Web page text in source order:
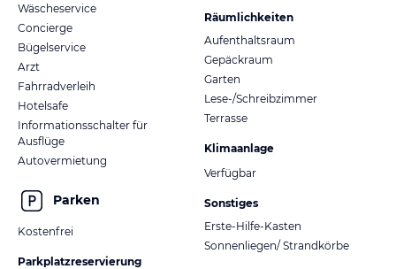
Wäscheservice
Concierge
Bügelservice
Arzt
Fahrradverleih
Hotelsafe
Informationsschalter für
Ausflüge
Autovermietung
Parken
Kostenfrei
Parkplatzreservierung
Räumlichkeiten
Aufenthaltsraum
Gepäckraum
Garten
Lese-/Schreibzimmer
Terrasse
Klimaanlage
Verfügbar
Sonstiges
Erste-Hilfe-Kasten
Sonnenliegen/ Strandkörbe